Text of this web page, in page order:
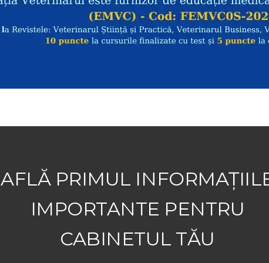
AFLĂ PRIMUL
IMPORTANTE PENTRU
CABINETUL TĂU